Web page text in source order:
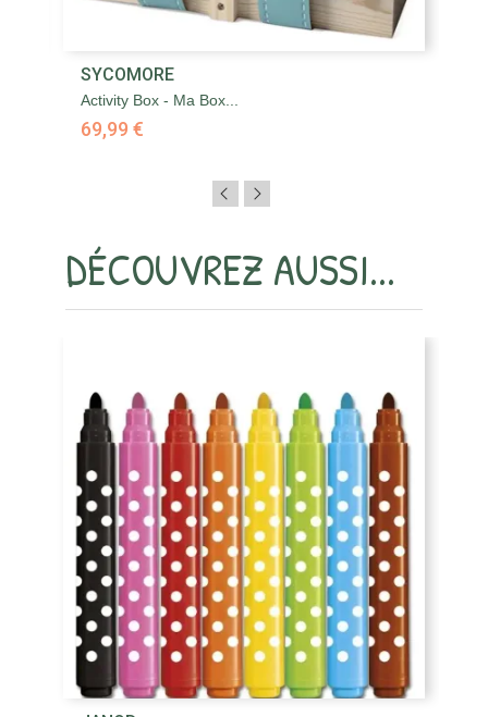
SYCOMORE
Activity Box - Ma Box...
69,99 €
DÉCOUVREZ AUSSI...